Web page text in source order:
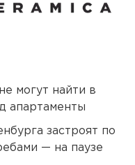
могут найти в
апартаменты
застроят по
— на паузе